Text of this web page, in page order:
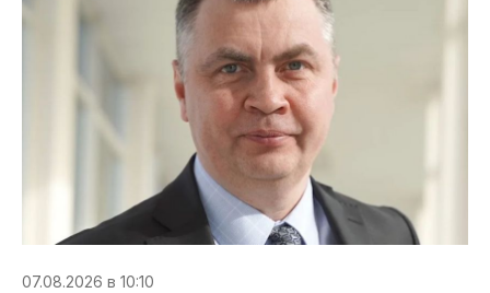
07.08.2026 в 10:10